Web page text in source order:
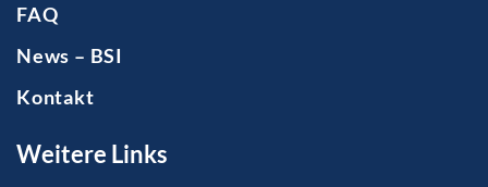
FAQ
News – BSI
Kontakt
Weitere Links